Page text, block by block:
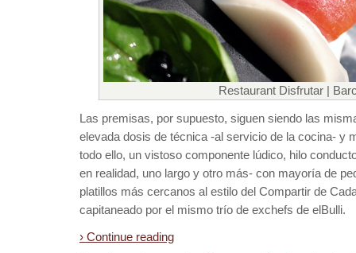
Restaurant Disfrutar |
Las premisas, por supuesto, siguen siendo las
elevada dosis de técnica -al servicio de la cocina- y
todo ello, un vistoso componente lúdico, hilo
en realidad, uno largo y otro más- con mayoría de
platillos más cercanos al estilo del Compartir de
capitaneado por el mismo trío de exchefs de elBulli.
› Continue reading